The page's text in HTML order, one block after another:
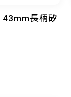
43mm長柄矽